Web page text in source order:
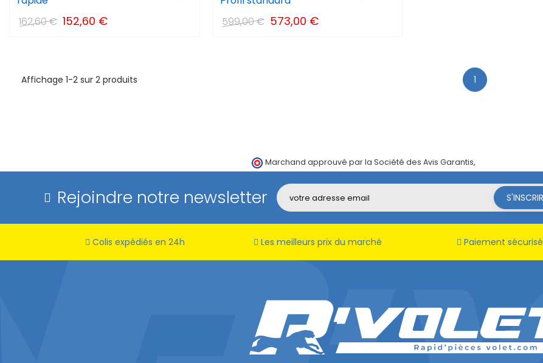
162,60 € 152,60 €
599,00 € 573,00 €
Affichage 1-2 sur 2 produits 1
Marchand approuvé par la Société des Avis Garantis,
Rejoindre notre newsletter
Colis expédiés en 24h Les meilleurs prix du marché Paiement sécurisé